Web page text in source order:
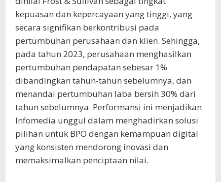
kepuasan dan kepercayaan yang tinggi, yang
secara signifikan berkontribusi pada
pertumbuhan perusahaan dan klien. Sehingga,
pada tahun 2023, perusahaan menghasilkan
pertumbuhan pendapatan sebesar 1%
dibandingkan tahun-tahun sebelumnya, dan
menandai pertumbuhan laba bersih 30% dari
tahun sebelumnya. Performansi ini menjadikan
Infomedia unggul dalam menghadirkan solusi
pilihan untuk BPO dengan kemampuan digital
yang konsisten mendorong inovasi dan
memaksimalkan penciptaan nilai.